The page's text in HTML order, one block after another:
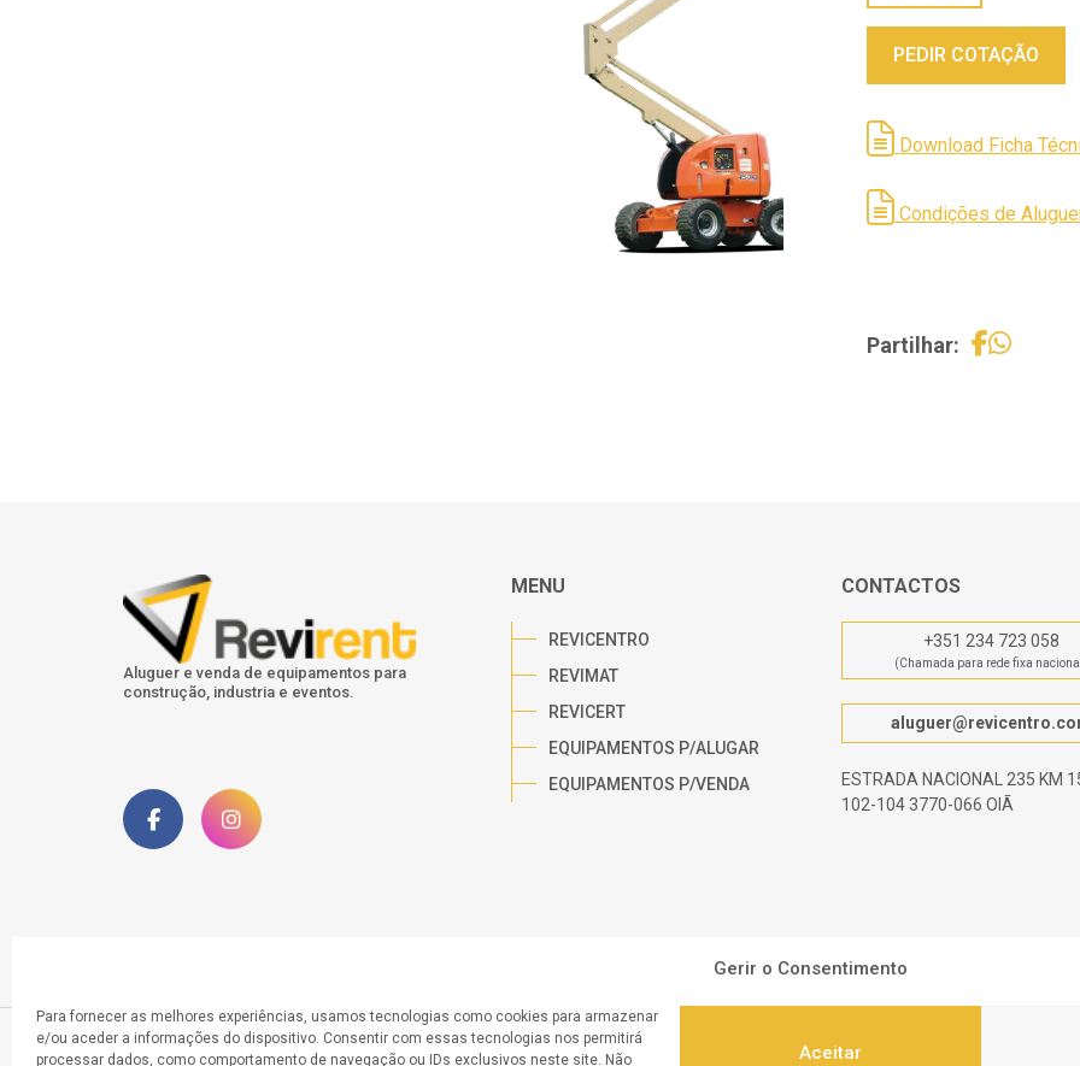
Gerir o Consentimento
Para fornecer as melhores experiências, usamos tecnologias como cookies para armazenar
e/ou aceder a informações do dispositivo. Consentir com essas tecnologias nos permitirá
processar dados, como comportamento de navegação ou IDs exclusivos neste site. Não
Aceitar
*Mais informações
PEDIR COTAÇÃO
Download Ficha
Condições de
Partilhar:
Aluguer e venda de equipamentos para
construção, industria e eventos.
MENU
REVICENTRO
REVIMAT
REVICERT
EQUIPAMENTOS P/ALUGAR
EQUIPAMENTOS P/VENDA
CONTACTOS
+351 234 723 058
(Chamada para rede fixa
ESTRADA NACIONAL 235 KM
102-104 3770-066 OIÃ